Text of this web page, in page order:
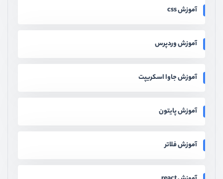
آموزش css
آموزش وردپرس
آموزش جاوا اسکریپت
آموزش پایتون
آموزش فلاتر